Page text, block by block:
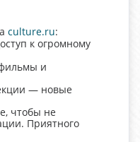
culture.ru:
к огромному
и
— новые
чтобы не
Приятного